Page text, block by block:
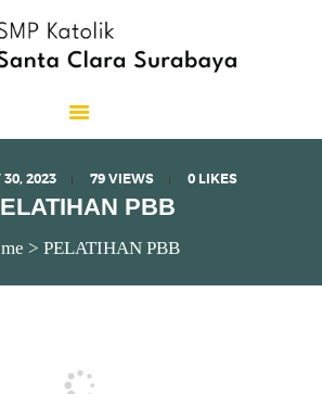
30, 2023 79VIEWS 0 LIKES
PBB
PELATIHAN PBB
Santa Clara